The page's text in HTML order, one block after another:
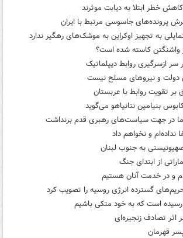
خطر ابتلا به دیابت موثرند
پرونده‌های جاسوسی مرتبط با ایران
به تجهیز اوکراین به موشک‌های رهگیر ندارد
در واشنگتن کاسته شده است؟
سر ازسرگیری روابط دیپلماتیک
دولت و نیروهای مسلح نیست
بر تقویت روابط با عربستان
بنیامین نتانیاهو می‌گوید
ما در جهت سیاست‌های رهبری قدم برنداشت
نداده‌ام و نخواهم داد
به جنوب لبنان
و در خدمت آنان هستیم
گسترده انرژی روسیه را تصویب کرد
رسیده است که به خود متکی باشیم
قهرمان